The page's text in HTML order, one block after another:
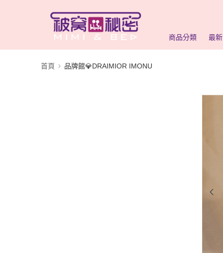
商品分類 最
首頁 品牌館💎DRAIMIOR IMONU